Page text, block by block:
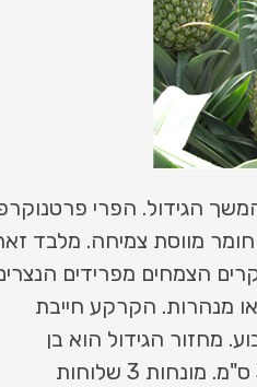
הגידול. הפרי
מווסת צמיחה. מלבד
הצמחים מפרידים
מנהרות. הקרקע חייבת
פלסטי ורשת צל 50%. דורש מעט מאוד מים, כ 2 קוב/ד' בשבוע. מחזור הגידול הוא בן
שנתיים. אצלנו נהוג לשתול 6 שתילים לרוחב ערוגה בת 1.8 מ' כאשר המרחק בין השתילים לאורך הערוגה הוא 30 ס"מ. מונחות 3 שלוחות